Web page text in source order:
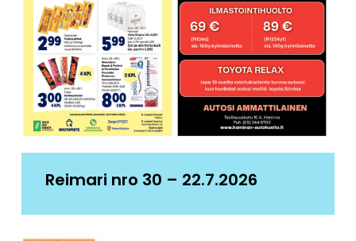
Reimari nro 30 – 22.7.2026